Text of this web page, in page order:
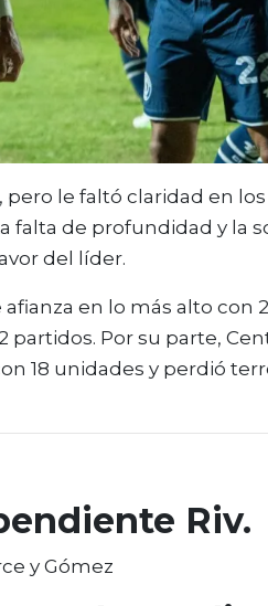
le faltó claridad en
falta de profundidad y la
del líder.
en lo más alto con
partidos. Por su parte,
18 unidades y perdió
Riv.
y Gómez